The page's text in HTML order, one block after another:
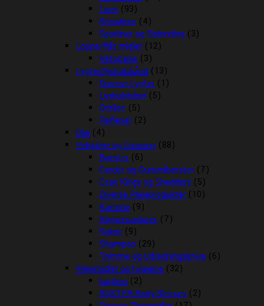
Liner (93)
Showliner (4)
Sporliner og Opbinding (3)
Loppe/flåt midler (12)
Vetocanis (3)
Lygter/lyshalsbånd (13)
Diverse Lygter (1)
Lyshalsbånd (5)
Orbiloc (5)
Reflexer (2)
Olie (4)
Pelspleje og trimning (88)
Børster (6)
Carder og Gummibørster (7)
Coat Kings og Shedders (5)
Diverse Plejeprodukter (10)
Kamme (9)
Klippemaskiner (7)
Sakse (9)
Shampoo (29)
Trimme og Udredningsknive (6)
Plejemidler og hygiejne (32)
bagben (2)
BUSTER Body Sleeves (2)